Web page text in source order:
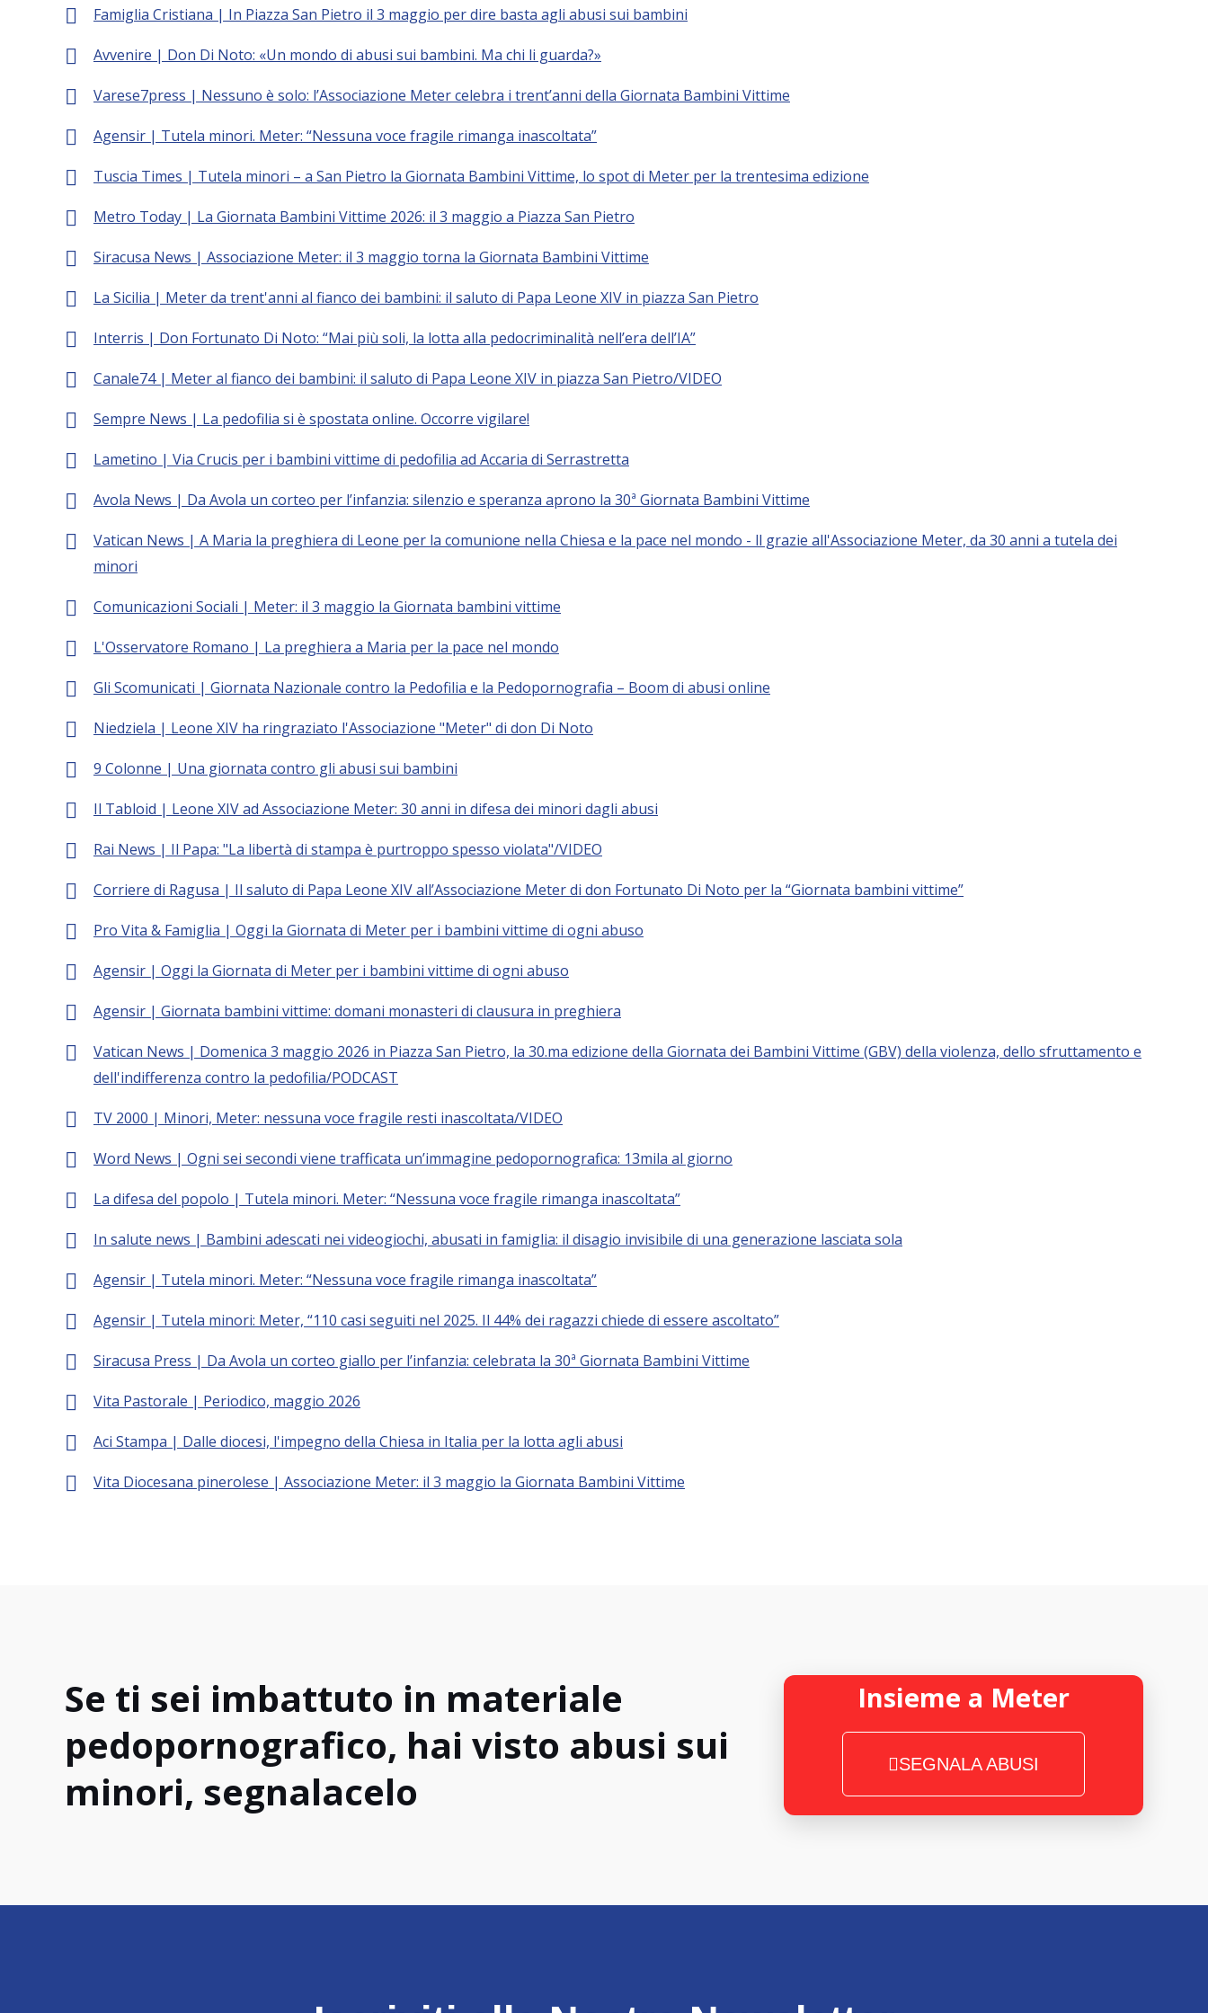
Famiglia Cristiana | In Piazza San Pietro il 3 maggio per dire basta agli abusi sui bambini
Avvenire | Don Di Noto: «Un mondo di abusi sui bambini. Ma chi li guarda?»
Varese7press | Nessuno è solo: l’Associazione Meter celebra i trent’anni della Giornata Bambini Vittime
Agensir | Tutela minori. Meter: “Nessuna voce fragile rimanga inascoltata”
Tuscia Times | Tutela minori – a San Pietro la Giornata Bambini Vittime, lo spot di Meter per la trentesima edizione
Metro Today | La Giornata Bambini Vittime 2026: il 3 maggio a Piazza San Pietro
Siracusa News | Associazione Meter: il 3 maggio torna la Giornata Bambini Vittime
La Sicilia | Meter da trent'anni al fianco dei bambini: il saluto di Papa Leone XIV in piazza San Pietro
Interris | Don Fortunato Di Noto: “Mai più soli, la lotta alla pedocriminalità nell’era dell’IA”
Canale74 | Meter al fianco dei bambini: il saluto di Papa Leone XIV in piazza San Pietro/VIDEO
Sempre News | La pedofilia si è spostata online. Occorre vigilare!
Lametino | Via Crucis per i bambini vittime di pedofilia ad Accaria di Serrastretta
Avola News | Da Avola un corteo per l’infanzia: silenzio e speranza aprono la 30ª Giornata Bambini Vittime
Vatican News | A Maria la preghiera di Leone per la comunione nella Chiesa e la pace nel mondo - ll grazie all'Associazione Meter, da 30 anni a tutela dei
minori
Comunicazioni Sociali | Meter: il 3 maggio la Giornata bambini vittime
L'Osservatore Romano | La preghiera a Maria per la pace nel mondo
Gli Scomunicati | Giornata Nazionale contro la Pedofilia e la Pedopornografia – Boom di abusi online
Niedziela | Leone XIV ha ringraziato l'Associazione "Meter" di don Di Noto
9 Colonne | Una giornata contro gli abusi sui bambini
Il Tabloid | Leone XIV ad Associazione Meter: 30 anni in difesa dei minori dagli abusi
Rai News | Il Papa: "La libertà di stampa è purtroppo spesso violata"/VIDEO
Corriere di Ragusa | Il saluto di Papa Leone XIV all’Associazione Meter di don Fortunato Di Noto per la “Giornata bambini vittime”
Pro Vita & Famiglia | Oggi la Giornata di Meter per i bambini vittime di ogni abuso
Agensir | Oggi la Giornata di Meter per i bambini vittime di ogni abuso
Agensir | Giornata bambini vittime: domani monasteri di clausura in preghiera
Vatican News | Domenica 3 maggio 2026 in Piazza San Pietro, la 30.ma edizione della Giornata dei Bambini Vittime (GBV) della violenza, dello sfruttamento e
dell'indifferenza contro la pedofilia/PODCAST
TV 2000 | Minori, Meter: nessuna voce fragile resti inascoltata/VIDEO
Word News | Ogni sei secondi viene trafficata un’immagine pedopornografica: 13mila al giorno
La difesa del popolo | Tutela minori. Meter: “Nessuna voce fragile rimanga inascoltata”
In salute news | Bambini adescati nei videogiochi, abusati in famiglia: il disagio invisibile di una generazione lasciata sola
Agensir | Tutela minori. Meter: “Nessuna voce fragile rimanga inascoltata”
Agensir | Tutela minori: Meter, “110 casi seguiti nel 2025. Il 44% dei ragazzi chiede di essere ascoltato”
Siracusa Press | Da Avola un corteo giallo per l’infanzia: celebrata la 30ª Giornata Bambini Vittime
Vita Pastorale | Periodico, maggio 2026
Aci Stampa | Dalle diocesi, l'impegno della Chiesa in Italia per la lotta agli abusi
Vita Diocesana pinerolese | Associazione Meter: il 3 maggio la Giornata Bambini Vittime
Se ti sei imbattuto in materiale
pedopornografico, hai visto abusi sui
minori, segnalacelo
Insieme a Meter
SEGNALA ABUSI